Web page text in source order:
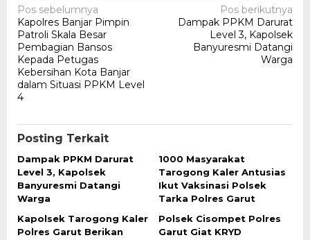
Navigasi
pos
Pos sebelumnya
Kapolres Banjar Pimpin
Patroli Skala Besar
Pembagian Bansos
Kepada Petugas
Kebersihan Kota Banjar
dalam Situasi PPKM Level
4
Pos berikutnya
Dampak PPKM Darurat
Level 3, Kapolsek
Banyuresmi Datangi
Warga
Posting Terkait
Dampak PPKM Darurat
Level 3, Kapolsek
Banyuresmi Datangi
Warga
1000 Masyarakat
Tarogong Kaler Antusias
Ikut Vaksinasi Polsek
Tarka Polres Garut
Kapolsek Tarogong Kaler
Polres Garut Berikan
Polsek Cisompet Polres
Garut Giat KRYD